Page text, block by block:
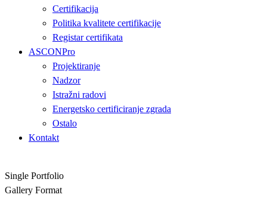
Certifikacija
Politika kvalitete certifikacije
Registar certifikata
ASCONPro
Projektiranje
Nadzor
Istražni radovi
Energetsko certificiranje zgrada
Ostalo
Kontakt
Single Portfolio
Gallery Format